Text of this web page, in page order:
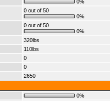
0%
0 out of 50
0%
0 out of 50
0%
320lbs
110lbs
0
0
2650
0%